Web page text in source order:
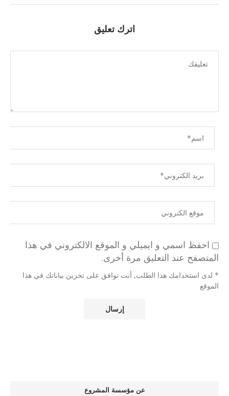
اترك تعليق
احفظ اسمي و ايميلي و الموقع الالكتروني في هذا
المتصفح عند التعليق مرة أخرى.
* لدى استخدامك هذا الطلب, أنت توافق على تخزين بياناتك في هذا
الموقع
عن مؤسسة المشروع